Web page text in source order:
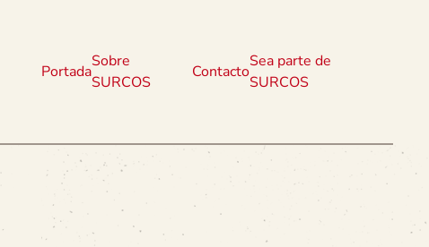
Portada
Sobre
SURCOS
Contacto
Sea parte de
SURCOS